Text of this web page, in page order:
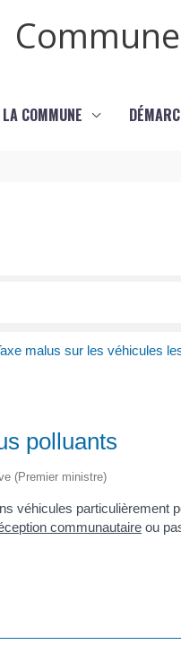
COMMUNE
malus sur les véhicules
polluants
(Premier ministre)
véhicules
communautaire ou